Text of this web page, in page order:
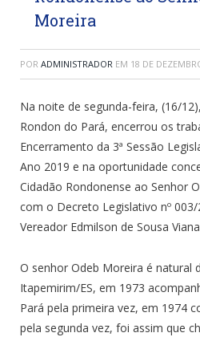
Moreira
POR ADMINISTRADOR EM 18 DE
Na noite de segunda-feira, (16/
Rondon do Pará, encerrou os
Encerramento da 3ª Sessão
Ano 2019 e na oportunidade
Cidadão Rondonense ao Senhor
com o Decreto Legislativo nº
Vereador Edmilson de Sousa
O senhor Odeb Moreira é natural
Itapemirim/ES, em 1973
Pará pela primeira vez, em 1974
pela segunda vez, foi assim que